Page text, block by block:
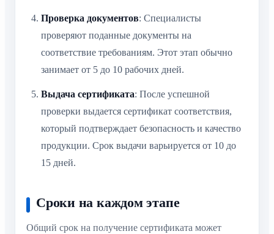
Проверка документов: Специалисты
проверяют поданные документы на
соответствие требованиям. Этот этап обычно
занимает от 5 до 10 рабочих дней.
Выдача сертификата: После успешной
проверки выдается сертификат соответствия,
который подтверждает безопасность и качество
продукции. Срок выдачи варьируется от 10 до
15 дней.
Сроки на каждом этапе
Общий срок на получение сертификата может